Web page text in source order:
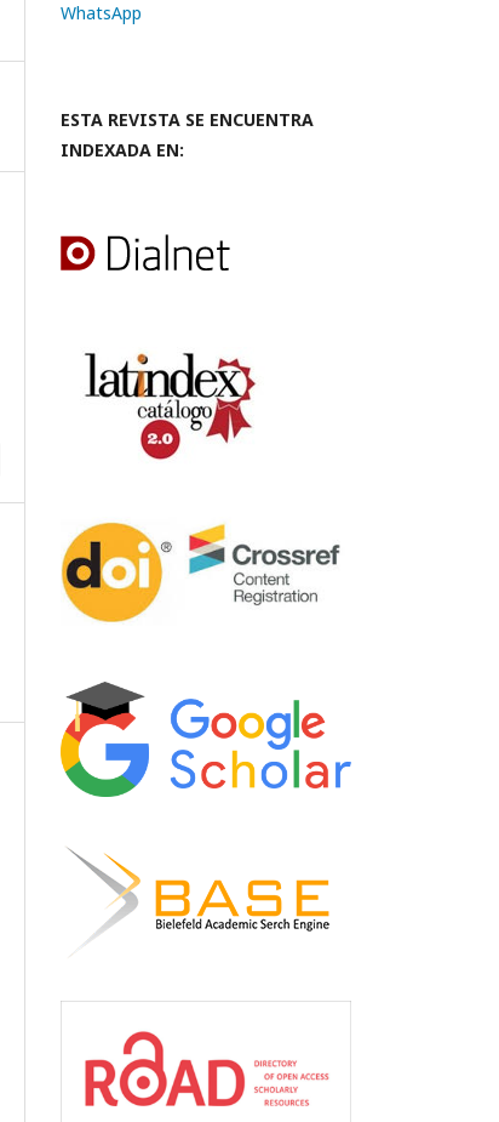
WhatsApp
ESTA REVISTA SE ENCUENTRA
INDEXADA EN: